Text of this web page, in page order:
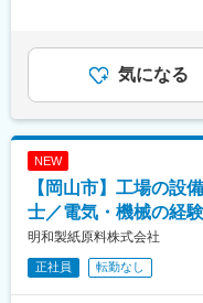
したことが、今日の
之江」にあって主に
業者の様々な要望に
ネスモデルへと大き
けでなくメーカーと
変更の範囲：会社の
■仕事内容：
紙のリサイクルを行
工場設備の点検・保
外部業者との折衝、
【将来的にお任せし
新規設備・施設の構
金額であり、選考
は固定手当を含めた
気になる
NEW
【岡山市】工場の設
士／電気・機械の経
明和製紙原料株式会社
正社員 転勤なし